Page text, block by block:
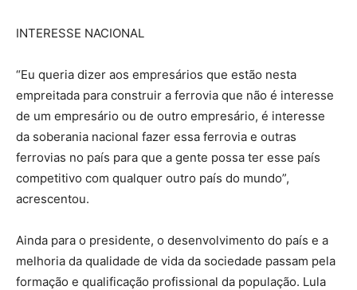
INTERESSE NACIONAL
“Eu queria dizer aos empresários que estão nesta
empreitada para construir a ferrovia que não é interesse
de um empresário ou de outro empresário, é interesse
da soberania nacional fazer essa ferrovia e outras
ferrovias no país para que a gente possa ter esse país
competitivo com qualquer outro país do mundo”,
acrescentou.
Ainda para o presidente, o desenvolvimento do país e a
melhoria da qualidade de vida da sociedade passam pela
formação e qualificação profissional da população. Lula